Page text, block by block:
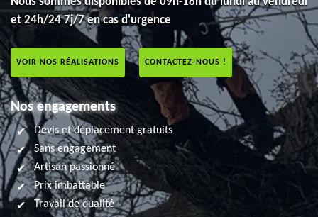
et 24h/24 7j/7 en cas d'urgence
VOIR NOS RÉALISATIONS CONTACTEZ-NOUS !
Nos engagements
Devis et déplacement gratuits
Sans engagement
Artisan passionné
Prix imbattable
Travail de qualité